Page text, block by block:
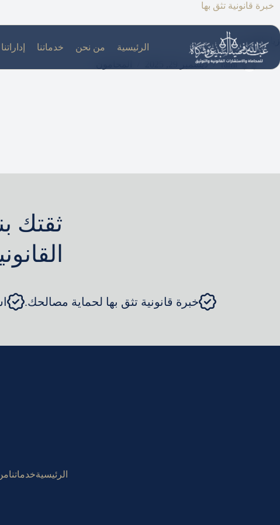
التجاوز
المحتوى
خبرة قانونية تثق بها
الرئيسية من نحن خدماتنا إداراتنا
زياد الحربي
rami ديسمبر 29, 2025
ثقتك
خبرة قانونية تثق بها لحماية مصالحك.
الرئيسيةخدماتنا